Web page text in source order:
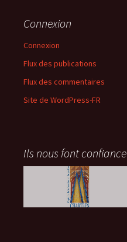
Connexion
Connexion
Flux des publications
Flux des commentaires
Site de WordPress-FR
Ils nous font confiance